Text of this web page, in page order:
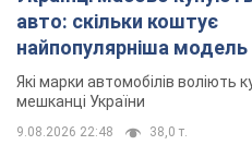
авто: скільки коштує
найпопулярніша модель
Які марки автомобілів воліють
мешканці України
9.08.2026 22:48 38,0 т.